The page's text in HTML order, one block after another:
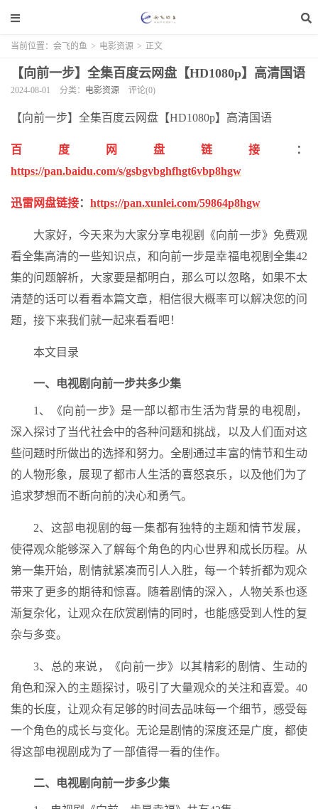
当前位置： 会飞的鱼 > 电影资源 > 正文
【向前一步】全集百度云网盘【HD1080p】高清国语
2024-08-01 分类： 电影资源 评论(0)
【向前一步】全集百度云网盘【HD1080p】高清国语
百度网盘链接
：
https://pan.baidu.com/s/gsbgvbghfhgt6vbp8hgw
迅雷网盘链接： https://pan.xunlei.com/59864p8hgw
大家好，今天来为大家分享电视剧《向前一步》免费观
看全集高清的一些知识点，和向前一步是幸福电视剧全集42
集的问题解析，大家要是都明白，那么可以忽略，如果不太
清楚的话可以看看本篇文章，相信很大概率可以解决您的问
题，接下来我们就一起来看看吧！
本文目录
一、电视剧向前一步共多少集
1、《向前一步》是一部以都市生活为背景的电视剧，
深入探讨了当代社会中的各种问题和挑战，以及人们面对这
些问题时所做出的选择和努力。全剧通过丰富的情节和生动
的人物形象，展现了都市人生活的喜怒哀乐，以及他们为了
追求梦想而不断向前的决心和勇气。
2、这部电视剧的每一集都有独特的主题和情节发展，
使得观众能够深入了解每个角色的内心世界和成长历程。从
第一集开始，剧情就紧凑而引人入胜，每一个转折都为观众
带来了更多的期待和惊喜。随着剧情的深入，人物关系也逐
渐复杂化，让观众在欣赏剧情的同时，也能感受到人性的复
杂与多变。
3、总的来说，《向前一步》以其精彩的剧情、生动的
角色和深入的主题探讨，吸引了大量观众的关注和喜爱。40
集的长度，让观众有足够的时间去品味每一个细节，感受每
一个角色的成长与变化。无论是剧情的深度还是广度，都使
得这部电视剧成为了一部值得一看的佳作。
二、电视剧向前一步多少集